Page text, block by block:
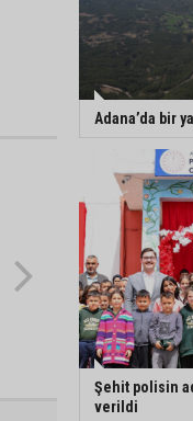
Adana’da bir
Şehit polisin
verildi